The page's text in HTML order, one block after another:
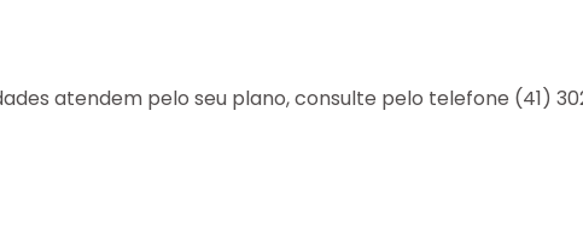
atendem pelo seu plano, consulte pelo telefone (41)